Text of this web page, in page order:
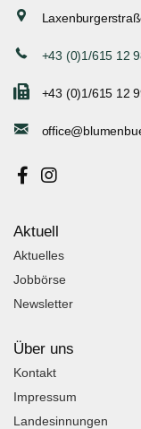
+43 (0)1/615 12
+43 (0)1/615 12
Aktuell
Aktuelles
Jobbörse
Newsletter
Über uns
Kontakt
Impressum
Landesinnungen